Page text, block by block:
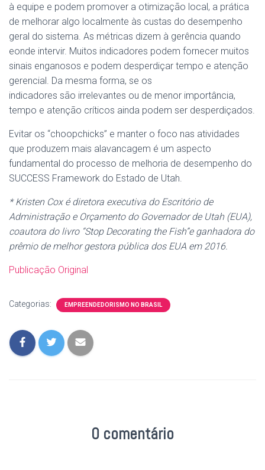
à equipe e podem promover a otimização local, a prática
de melhorar algo localmente às custas do desempenho
geral do sistema. As métricas dizem à gerência quando
eonde intervir. Muitos indicadores podem fornecer muitos
sinais enganosos e podem desperdiçar tempo e atenção
gerencial. Da mesma forma, se os
indicadores são irrelevantes ou de menor importância,
tempo e atenção críticos ainda podem ser desperdiçados.
Evitar os “choopchicks” e manter o foco nas atividades
que produzem mais alavancagem é um aspecto
fundamental do processo de melhoria de desempenho do
SUCCESS Framework do Estado de Utah.
* Kristen Cox é diretora executiva do Escritório de
Administração e Orçamento do Governador de Utah (EUA),
coautora do livro “Stop Decorating the Fish”e ganhadora do
prêmio de melhor gestora pública dos EUA em 2016.
Publicação Original
Categorias: EMPREENDEDORISMO NO BRASIL
0 comentário